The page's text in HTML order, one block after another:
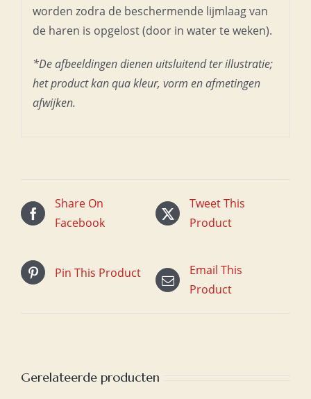
worden zodra de beschermende lijmlaag van
de haren is opgelost (door in water te weken).
*De afbeeldingen dienen uitsluitend ter illustratie;
het product kan qua kleur, vorm en afmetingen
afwijken.
Share On
Facebook
Tweet This
Product
Pin This Product
Email This
Product
Gerelateerde producten